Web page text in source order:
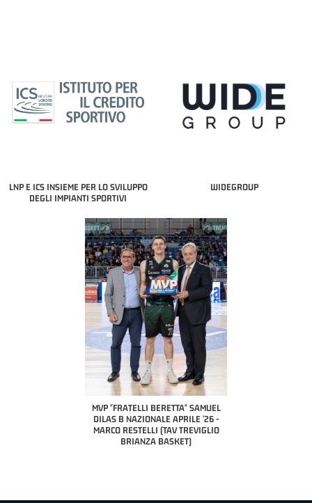
LNP E ICS INSIEME PER LO SVILUPPO
DEGLI IMPIANTI SPORTIVI
WIDEGROUP
MVP "FRATELLI BERETTA" SAMUEL
DILAS B NAZIONALE APRILE '26 -
MARCO RESTELLI (TAV TREVIGLIO
BRIANZA BASKET)